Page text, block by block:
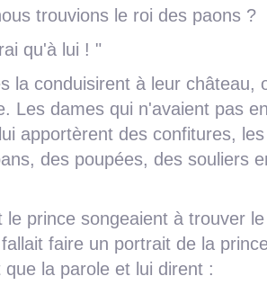
trouvions le roi des paons ?
qu'à lui ! "
la conduisirent à leur château,
Les dames qui n'avaient pas
apportèrent des confitures,
des poupées, des souliers
prince songeaient à trouver
faire un portrait de la
la parole et lui dirent :